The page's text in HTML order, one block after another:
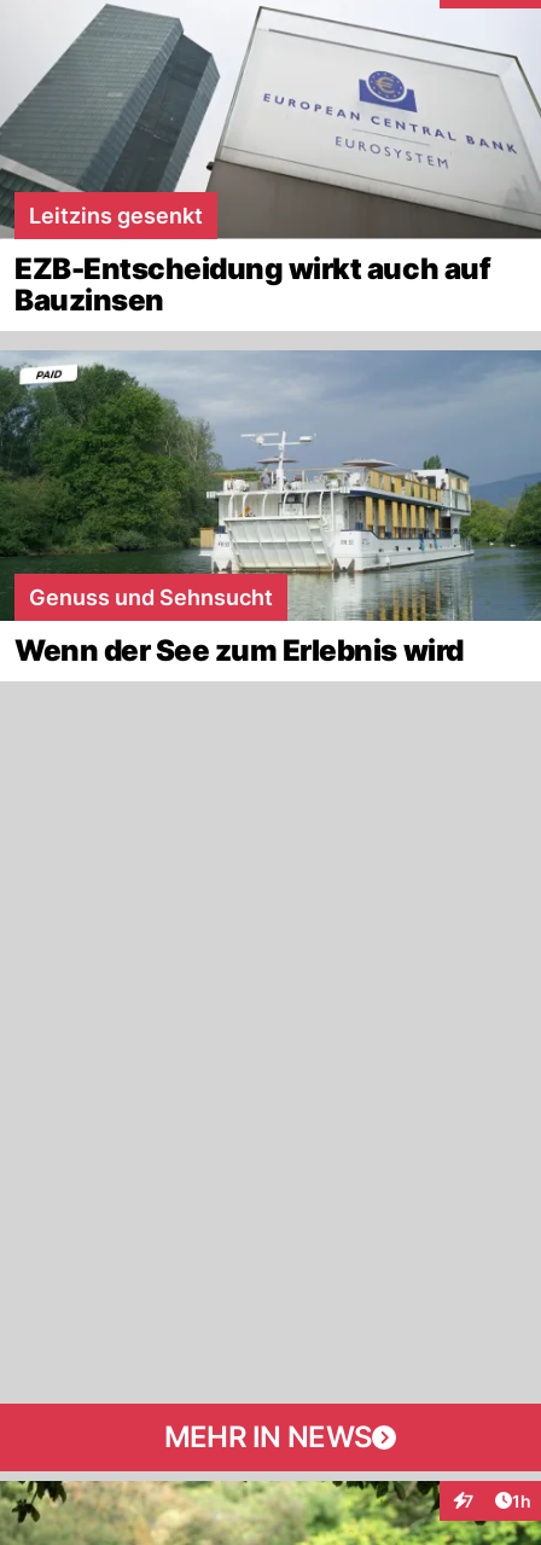
Leitzins gesenkt
EZB-Entscheidung wirkt auch auf
Bauzinsen
Genuss und Sehnsucht
Wenn der See zum Erlebnis wird
MEHR IN NEWS
7 1h